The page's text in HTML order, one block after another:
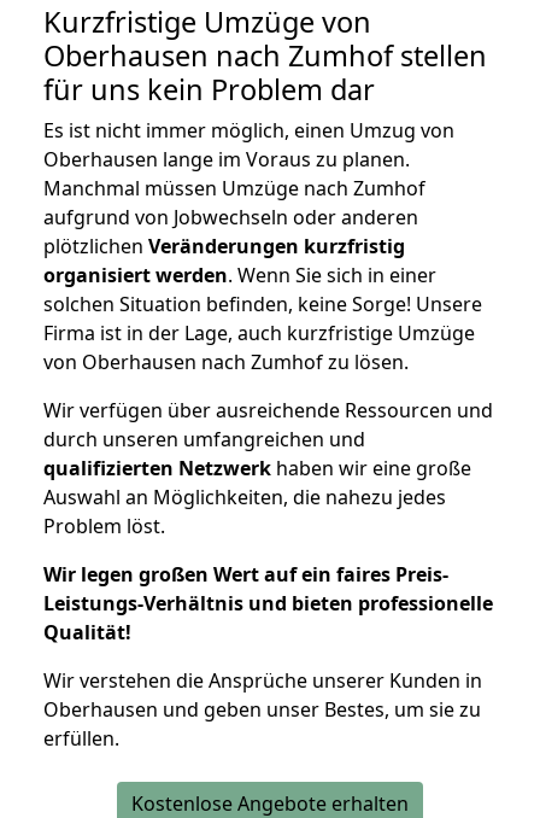
Kurzfristige Umzüge von
Oberhausen nach Zumhof stellen
für uns kein Problem dar
Es ist nicht immer möglich, einen Umzug von
Oberhausen lange im Voraus zu planen.
Manchmal müssen Umzüge nach Zumhof
aufgrund von Jobwechseln oder anderen
plötzlichen Veränderungen kurzfristig
organisiert werden. Wenn Sie sich in einer
solchen Situation befinden, keine Sorge! Unsere
Firma ist in der Lage, auch kurzfristige Umzüge
von Oberhausen nach Zumhof zu lösen.
Wir verfügen über ausreichende Ressourcen und
durch unseren umfangreichen und
qualifizierten Netzwerk haben wir eine große
Auswahl an Möglichkeiten, die nahezu jedes
Problem löst.
Wir legen großen Wert auf ein faires Preis-
Leistungs-Verhältnis und bieten professionelle
Qualität!
Wir verstehen die Ansprüche unserer Kunden in
Oberhausen und geben unser Bestes, um sie zu
erfüllen.
Kostenlose Angebote erhalten